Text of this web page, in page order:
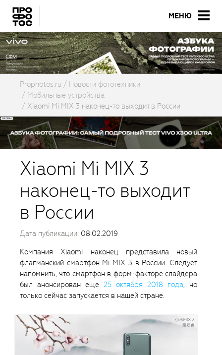
МЕНЮ
Prophotos.ru
Новости фототехники
Мобильные устройства
Xiaomi Mi MIX 3 наконец-то выходит в России
Xiaomi Mi MIX 3
наконец-то выходит
в России
Дата публикации: 08.02.2019
Компания Xiaomi наконец представила новый
флагманский смартфон Mi MIX 3 в России. Следует
напомнить, что смартфон в форм-факторе слайдера
был анонсирован еще 25 октября 2018 года, но
только сейчас запускается в нашей стране.